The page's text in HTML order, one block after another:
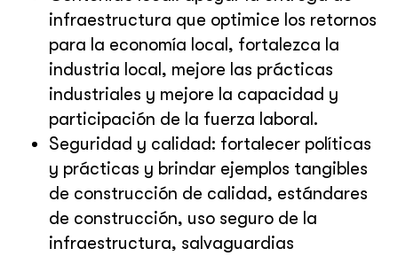
infraestructura que optimice los retornos
para la economía local, fortalezca la
industria local, mejore las prácticas
industriales y mejore la capacidad y
participación de la fuerza laboral.
Seguridad y calidad: fortalecer políticas
y prácticas y brindar ejemplos tangibles
de construcción de calidad, estándares
de construcción, uso seguro de la
infraestructura, salvaguardias